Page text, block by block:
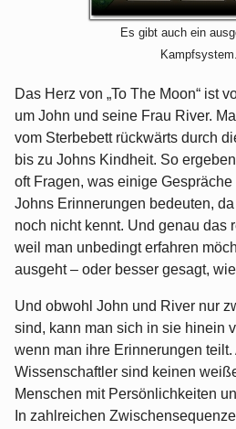
Es gibt auch ein
Das Herz von „To The Moon“ ist
um John und seine Frau River.
vom Sterbebett rückwärts durch
bis zu Johns Kindheit. So
oft Fragen, was einige
Johns Erinnerungen bedeuten,
noch nicht kennt. Und genau das
weil man unbedingt erfahren
ausgeht – oder besser gesagt,
Und obwohl John und River nur
sind, kann man sich in sie hinein
wenn man ihre Erinnerungen
Wissenschaftler sind keinen
Menschen mit Persönlichkeiten
In zahlreichen